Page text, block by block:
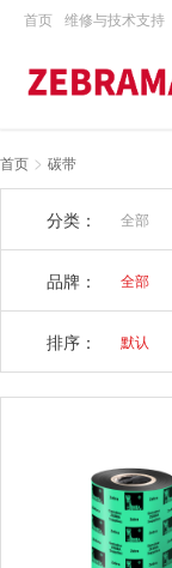
首页 维修与技术支持
打印机
数据采集
数码
办公用品
电脑、办公
日用百货
休闲娱乐
首页 > 碳带
分类： 全部
品牌： 全部
排序： 默认